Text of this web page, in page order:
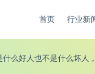
首页 行业新
么好人也不是什么坏人